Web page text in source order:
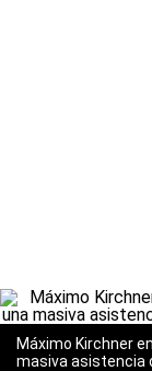
Máximo Kirchner
masiva asistencia